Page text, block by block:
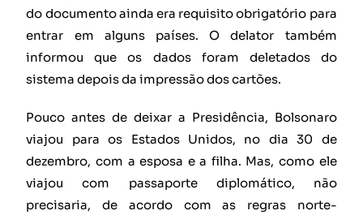
do documento ainda era requisito obrigatório para
entrar em alguns países. O delator também
informou que os dados foram deletados do
sistema depois da impressão dos cartões.
Pouco antes de deixar a Presidência, Bolsonaro
viajou para os Estados Unidos, no dia 30 de
dezembro, com a esposa e a filha. Mas, como ele
viajou com passaporte diplomático, não
precisaria, de acordo com as regras norte-